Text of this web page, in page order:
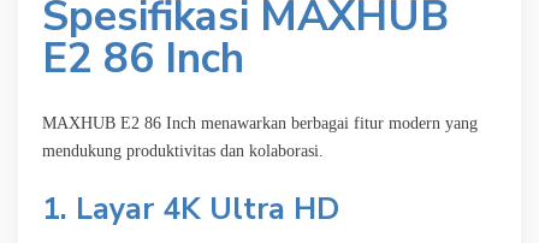
Spesifikasi MAXHUB
E2 86 Inch
MAXHUB E2 86 Inch menawarkan berbagai fitur modern yang
mendukung produktivitas dan kolaborasi.
1. Layar 4K Ultra HD